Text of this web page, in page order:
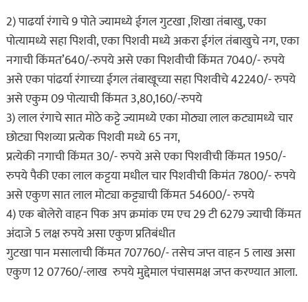
2) पाढर्या रंगाचे 9 पोते ज्यामध्ये ईगल गुटखा ,शिखा तंबाखु, एका
पोत्यामध्ये सहा पिशवी, एका पिशवी मध्ये अकरा ईगंल तंबाखुचे नग, एका
नगाची किंमत’640/-रुपये असे एका पिशवीची किंमत 7040/- रुपये
असे एका पांढर्या रंगाच्या ईगल तंबाखूच्या सहा पिशवीचे 42240/- रुपये
असे एकुम 09 पोत्याची किंमत 3,80,160/-रुपये
3) लाल रंगाचे सात मोठे कट्टे ज्यामध्ये एका मोठ्या लाल कट्यामध्ये चार
छोट्या पिशव्या प्रत्येक पिशवी मध्ये 65 नग,
प्रत्येकी नगाची किंमत 30/- रुपये असे एका पिशवीची किंमत 1950/-
रुपये पैकी एका लाल कट्टया मधील चार पिशवीची किमंत 7800/- रुपये
असे एकुण सात लाल मोट्या कट्ट्याची किंमत 54600/- रुपये
4) एक बोलेरो वाहन पिक अप क्रमांक एम एच 29 टी 6279 ज्याची किंमत
अंदाजे 5 लक्ष रुपये असा एकुण प्रतिबंधीत
गुटखा पान मसालाची किंमत 707760/- तसेच जप्त वाहन 5 लाख असा
एकुण 12 07760/-लाख रुपये मुद्देमाल पंचासमक्ष जप्त करण्यात आला.